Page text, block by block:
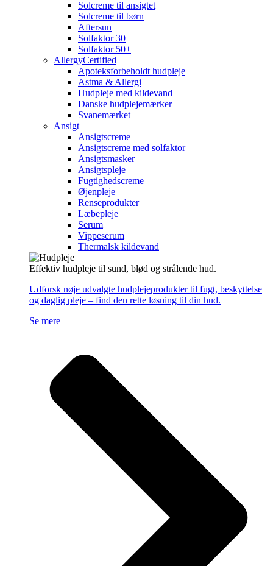
Solcreme til ansigtet
Solcreme til børn
Aftersun
Solfaktor 30
Solfaktor 50+
AllergyCertified
Apoteksforbeholdt hudpleje
Astma & Allergi
Hudpleje med kildevand
Danske hudplejemærker
Svanemærket
Ansigt
Ansigtscreme
Ansigtscreme med solfaktor
Ansigtsmasker
Ansigtspleje
Fugtighedscreme
Øjenpleje
Renseprodukter
Læbepleje
Serum
Vippeserum
Thermalsk kildevand
Effektiv hudpleje til sund, blød og strålende hud.
Udforsk nøje udvalgte hudplejeprodukter til fugt, beskyttelse
og daglig pleje – find den rette løsning til din hud.
Se mere